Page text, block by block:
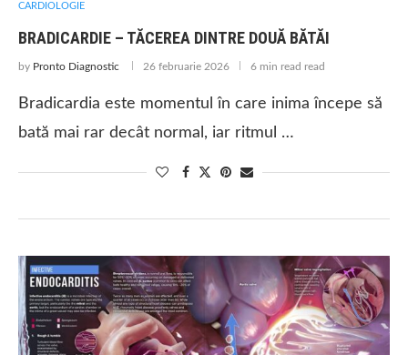
CARDIOLOGIE
BRADICARDIE – TĂCEREA DINTRE DOUĂ BĂTĂI
by Pronto Diagnostic 26 februarie 2026 6 min read read
Bradicardia este momentul în care inima începe să
bată mai rar decât normal, iar ritmul …